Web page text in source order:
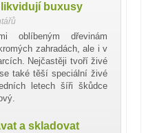
buxusy
oblíbeným dřevinám
zahradách, ale i v
Nejčastěji tvoří živé
také těší speciální živé
letech šíři škůdce
a skladovat